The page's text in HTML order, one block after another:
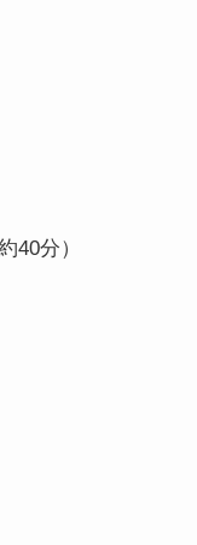
40分）